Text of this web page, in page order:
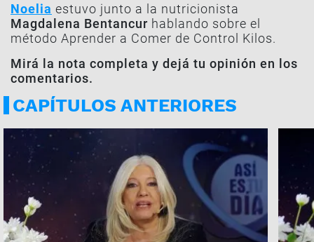
Noelia estuvo junto a la nutricionista
Magdalena Bentancur hablando sobre el
método Aprender a Comer de Control Kilos.
Mirá la nota completa y dejá tu opinión en los
comentarios.
CAPÍTULOS ANTERIORES